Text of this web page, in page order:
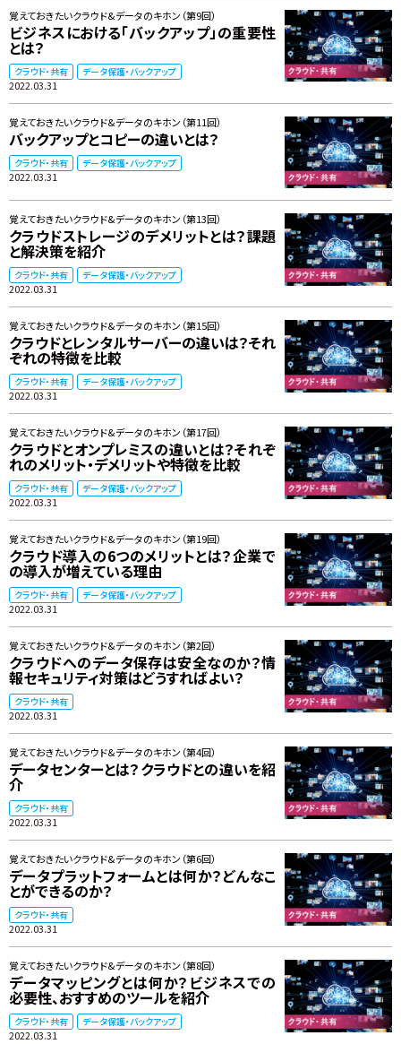
覚えておきたいクラウド&データのキホン（第9回）
ビジネスにおける「バックアップ」の重要性
とは？
クラウド・共有 データ保護・バックアップ
2022.03.31
覚えておきたいクラウド&データのキホン（第11回）
バックアップとコピーの違いとは？
クラウド・共有 データ保護・バックアップ
2022.03.31
覚えておきたいクラウド&データのキホン（第13回）
クラウドストレージのデメリットとは？課題
と解決策を紹介
クラウド・共有 データ保護・バックアップ
2022.03.31
覚えておきたいクラウド&データのキホン（第15回）
クラウドとレンタルサーバーの違いは？それ
ぞれの特徴を比較
クラウド・共有 データ保護・バックアップ
2022.03.31
覚えておきたいクラウド&データのキホン（第17回）
クラウドとオンプレミスの違いとは？それぞ
れのメリット・デメリットや特徴を比較
クラウド・共有 データ保護・バックアップ
2022.03.31
覚えておきたいクラウド&データのキホン（第19回）
クラウド導入の6つのメリットとは？企業で
の導入が増えている理由
クラウド・共有 データ保護・バックアップ
2022.03.31
覚えておきたいクラウド&データのキホン（第2回）
クラウドへのデータ保存は安全なのか？情
報セキュリティ対策はどうすればよい？
クラウド・共有
2022.03.31
覚えておきたいクラウド&データのキホン（第4回）
データセンターとは？クラウドとの違いを紹
介
クラウド・共有
2022.03.31
覚えておきたいクラウド&データのキホン（第6回）
データプラットフォームとは何か？どんなこ
とができるのか？
クラウド・共有
2022.03.31
覚えておきたいクラウド&データのキホン（第8回）
データマッピングとは何か？ビジネスでの
必要性、おすすめのツールを紹介
クラウド・共有 データ保護・バックアップ
2022.03.31